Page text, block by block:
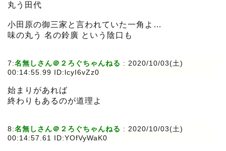
丸う田代
小田原の御三家と言われていた一角よ…
味の丸う 名の鈴廣 という陰口も
7:名無しさん＠２ろぐちゃんねる : 2020/10/03(土)
00:14:55.99 ID:lcyI6vZz0
始まりがあれば
終わりもあるのが道理よ
8:名無しさん＠２ろぐちゃんねる : 2020/10/03(土)
00:14:57.61 ID:YOfVyWaK0